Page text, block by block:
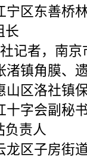
区东善桥
长
记者，南京
镇角膜、
区洛社镇
字会副秘
负责人
区子房街